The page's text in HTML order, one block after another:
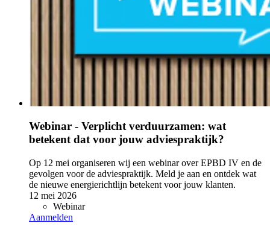
Webinar - Verplicht verduurzamen: wat
betekent dat voor jouw adviespraktijk?
Op 12 mei organiseren wij een webinar over EPBD IV en de
gevolgen voor de adviespraktijk. Meld je aan en ontdek wat
de nieuwe energierichtlijn betekent voor jouw klanten.
12 mei 2026
Webinar
Aanmelden